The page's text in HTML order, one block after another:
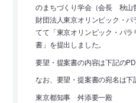
のまちづくり学会（会長 秋山
財団法人東京オリンピック・
てて「東京オリンピック・パ
書」を提出しました。
要望・提案書の内容は下記の
なお、要望・提案書の宛名は下
東京都知事 舛添要一殿